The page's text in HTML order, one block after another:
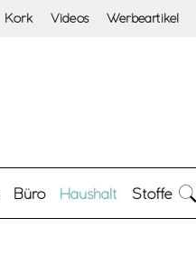
Kork Videos Werbeartikel
Büro Haushalt Stoffe